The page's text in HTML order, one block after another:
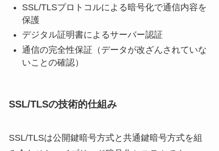
SSL/TLSプロトコルによる暗号化で通信内容を
保護
デジタル証明書によるサーバー認証
通信の完全性保証（データが改ざんされていな
いことの確認）
SSL/TLSの技術的仕組み
SSL/TLSは公開鍵暗号方式と共通鍵暗号方式を組